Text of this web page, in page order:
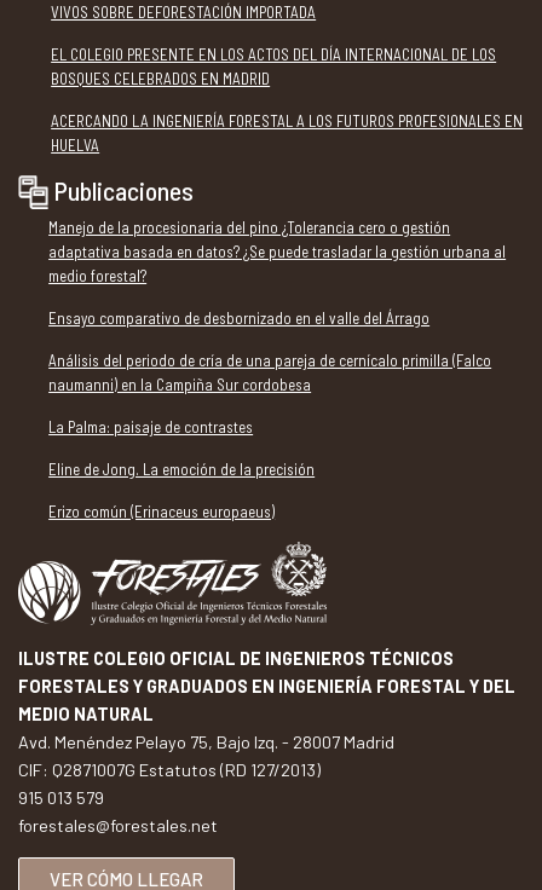
VIVOS SOBRE DEFORESTACIÓN IMPORTADA
EL COLEGIO PRESENTE EN LOS ACTOS DEL DÍA INTERNACIONAL DE LOS
BOSQUES CELEBRADOS EN MADRID
ACERCANDO LA INGENIERÍA FORESTAL A LOS FUTUROS PROFESIONALES EN
HUELVA
Publicaciones
Manejo de la procesionaria del pino ¿Tolerancia cero o gestión
adaptativa basada en datos? ¿Se puede trasladar la gestión urbana al
medio forestal?
Ensayo comparativo de desbornizado en el valle del Árrago
Análisis del periodo de cría de una pareja de cernícalo primilla (Falco
naumanni) en la Campiña Sur cordobesa
La Palma: paisaje de contrastes
Eline de Jong. La emoción de la precisión
Erizo común (Erinaceus europaeus)
ILUSTRE COLEGIO OFICIAL DE INGENIEROS TÉCNICOS
FORESTALES Y GRADUADOS EN INGENIERÍA FORESTAL Y DEL
MEDIO NATURAL
Avd. Menéndez Pelayo 75, Bajo Izq. - 28007 Madrid
CIF: Q2871007G Estatutos (RD 127/2013)
915 013 579
forestales@forestales.net
VER CÓMO LLEGAR